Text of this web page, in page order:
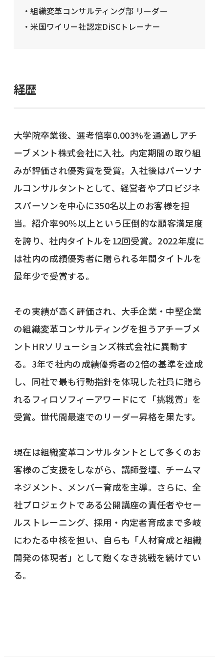
・組織変革コンサルティング部 リーダー
・米国ワイリー社認定DiSCトレーナー
経歴
大学院卒業後、選考倍率0.003%を通過しアチ
ーブメント株式会社に入社。内定期間の取り組
みが評価され優秀賞を受賞。入社後はパーソナ
ルコンサルタントとして、経営者やプロビジネ
スパーソンを中心に350名以上のお客様を担
当。紹介率90％以上という圧倒的な顧客満足度
を誇り、社内タイトルを12回受賞。2022年度に
は社内の成績優秀者に贈られる年間タイトルを
最年少で受賞する。
その実績が高く評価され、大手企業・中堅企業
の組織変革コンサルティングを担うアチーブメ
ントHRソリューションズ株式会社に異動す
る。3年で社内の成績優秀者の2倍の基準を達成
し、同社で最も行動指針を体現した社員に贈ら
れるフィロソフィーアワードにて「挑戦賞」を
受賞。世代間最速でのリーダー昇格を果たす。
現在は組織変革コンサルタントとして多くのお
客様のご支援をしながら、講師登壇、チームマ
ネジメント、メンバー育成を主導。さらに、全
社プロジェクトである公開講座の責任者やセー
ルストレーニング、採用・内定者育成まで多岐
にわたる中核を担い、自らも「人材育成と組織
開発の体現者」として飽くなき挑戦を続けてい
る。